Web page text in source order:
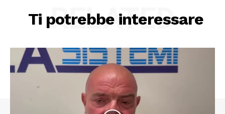
Ti potrebbe interessare
RELATED